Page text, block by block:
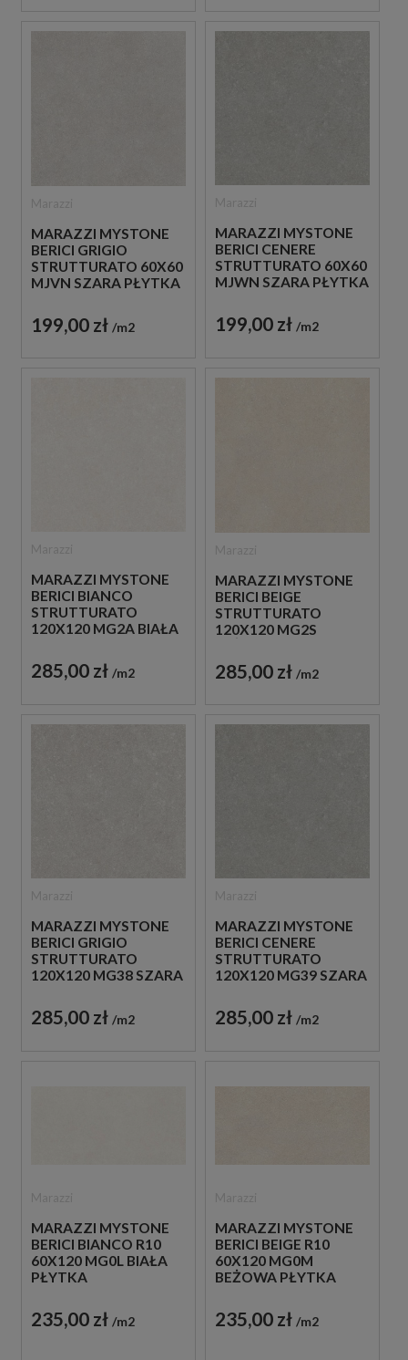
MARAZZI MYSTONE
BERICI GRIGIO
STRUTTURATO 60X60
MJVN SZARA PŁYTKA
IMITUJĄCA KAMIEŃ
199,00 zł m2
MARAZZI MYSTONE
BERICI CENERE
STRUTTURATO 60X60
MJWN SZARA PŁYTKA
IMITUJĄCA KAMIEŃ
199,00 zł m2
MARAZZI MYSTONE
BERICI BIANCO
STRUTTURATO
120X120 MG2A BIAŁA
STRUKTURALNA
IMITUJĄCA KAMIEŃ
285,00 zł m2
MARAZZI MYSTONE
BERICI BEIGE
STRUTTURATO
120X120 MG2S
STRUKTURALNA
IMITUJĄCA KAMIEŃ
285,00 zł m2
MARAZZI MYSTONE
BERICI GRIGIO
STRUTTURATO
120X120 MG38 SZARA
STRUKTURALNA
IMITUJĄCA KAMIEŃ
285,00 zł m2
MARAZZI MYSTONE
BERICI CENERE
STRUTTURATO
120X120 MG39 SZARA
STRUKTURALNA
IMITUJĄCA KAMIEŃ
285,00 zł m2
MARAZZI MYSTONE
BERICI BIANCO R10
60X120 MG0L BIAŁA
PŁYTKA
IMITUJĄCA KAMIEŃ
235,00 zł m2
MARAZZI MYSTONE
BERICI BEIGE R10
60X120 MG0M
BEŻOWA PŁYTKA
IMITUJĄCA KAMIEŃ
235,00 zł m2